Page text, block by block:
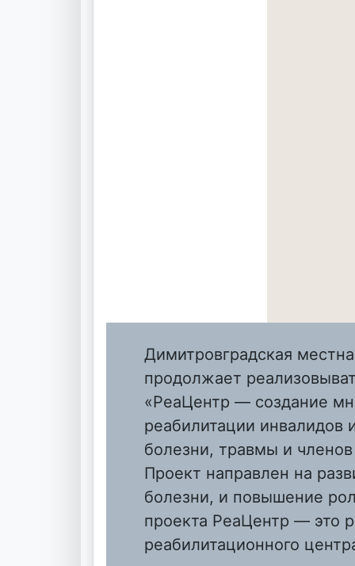
Димитровградская
продолжает
«РеаЦентр — создание
реабилитации
болезни, травмы и
Проект направлен на
болезни, и повышение
проекта РеаЦентр — это
реабилитационного